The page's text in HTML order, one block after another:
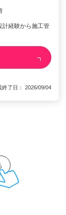
計経験から施工管
了日： 2026/09/04